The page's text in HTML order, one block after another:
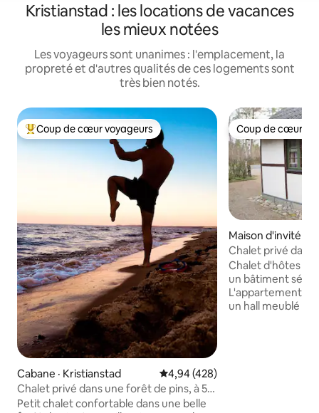
Kristianstad : les locations de vacances
les mieux notées
Les voyageurs sont unanimes : l'emplacement, la
propreté et d'autres qualités de ces logements sont
très bien notés.
Coup de cœur voyageurs parmi les plus aimés
Coup de cœur voyageurs
Cabane · Kristianstad Note moyenne de 4,94 sur 5,
4,94 (428)
Chalet privé dans une forêt de pins, à 5
minutes de la plage.
Petit chalet confortable dans une belle
Coup de cœur
Coup de cœur
Maison d'invité ·
Chalet privé dans
Chalet d'hôtes à
un bâtiment
L'appartement a
un hall meublé